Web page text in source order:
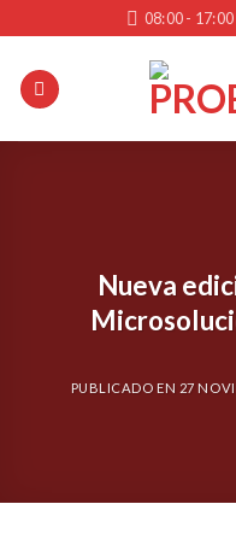
to
content
08:00 - 17:00
Nueva
PUBLICADO EN 27